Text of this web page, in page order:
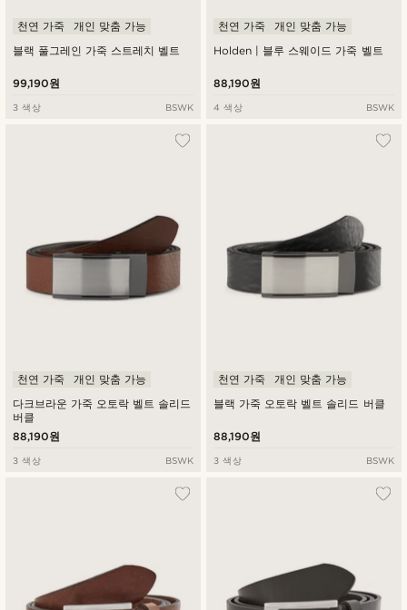
블랙 풀그레인 가죽 스트레치 벨트
천연 가죽 개인 맞춤 가능
99,190원
3 색상 BSWK
Holden | 블루 스웨이드 가죽 벨트
천연 가죽 개인 맞춤 가능
88,190원
4 색상 BSWK
다크브라운 가죽 오토락 벨트 솔리드
버클
천연 가죽 개인 맞춤 가능
88,190원
3 색상 BSWK
블랙 가죽 오토락 벨트 솔리드 버클
천연 가죽 개인 맞춤 가능
88,190원
3 색상 BSWK